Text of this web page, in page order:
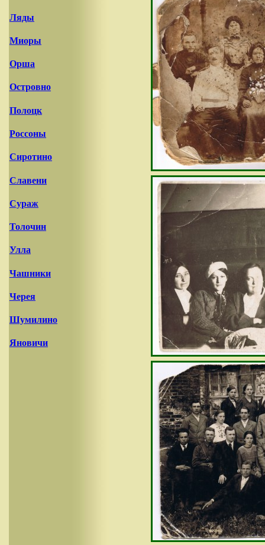
Ляды
Миоры
Орша
Островно
Полоцк
Россоны
Сиротино
Славени
Сураж
Толочин
Улла
Чашники
Черея
Шумилино
Яновичи